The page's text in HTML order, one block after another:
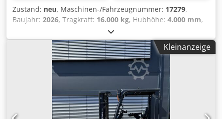
Zustand: neu, Maschinen-/Fahrzeugnummer: 17279,
Baujahr: 2026, Tragkraft: 16.000 kg, Hubhöhe: 4.000 mm,
, Lastschwerpunkt:
Kraftstofftyp:Diesel, Masttyp:Triplex, Bauhöhe:3.030 mm,
Gabellänge:2.400 mm, Vorderreifengröße:12.00-20 100%,
Hinterreifengröße:12.00-20 100%, Gesamtgewicht:
, Ausstattung:
, 5218640 Seriennummer: FDC0H-
5107-00494 Codozp T Auspfx Ab Noha
Kleinanzeige